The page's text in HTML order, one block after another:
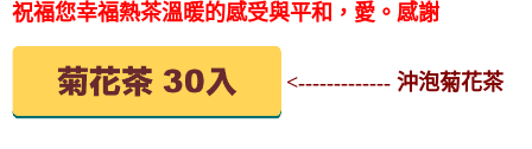
祝福您幸福熱茶溫暖的感受與平和，愛。感謝
<------------- 沖泡菊花茶